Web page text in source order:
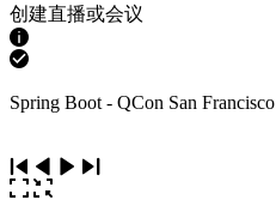
创建直播或会议
Spring Boot - QCon San Francisco